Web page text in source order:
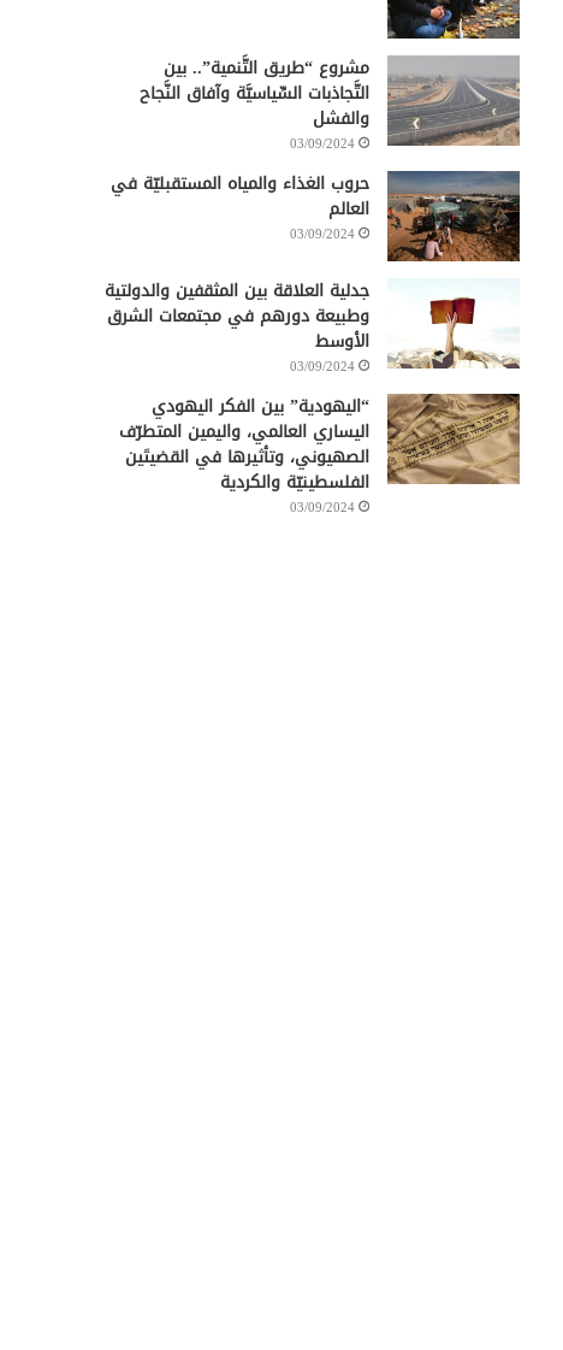
مشروع “طريق التَّنمية”.. بين
التَّجاذبات السِّياسيَّة وآفاق النَّجاح
والفشل
03/09/2024
حروب الغذاء والمياه المستقبليّة في
العالم
03/09/2024
جدلية العلاقة بين المثقفين والدولتية
وطبيعة دورهم في مجتمعات الشرق
الأوسط
03/09/2024
“اليهودية” بين الفكر اليهودي
اليساري العالمي، واليمين المتطرّف
الصهيوني، وتأثيرها في القضيتَين
الفلسطينيّة والكردية
03/09/2024